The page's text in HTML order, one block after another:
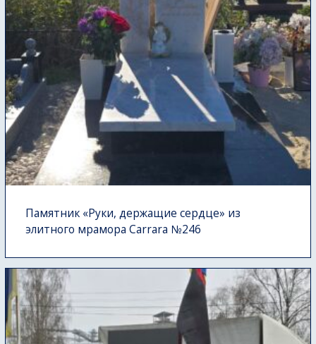
Памятник «Руки, держащие сердце» из
элитного мрамора Carrara №246